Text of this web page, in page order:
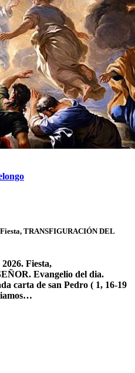
TRANSFIGURACIÓN DEL
Fiesta,
Evangelio del dia.
carta de san Pedro ( 1, 16-19